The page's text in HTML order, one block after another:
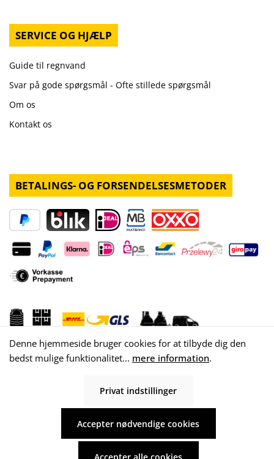
SERVICE OG HJÆLP
Guide til regnvand
Svar på gode spørgsmål - Ofte stillede spørgsmål
Om os
Kontakt os
BETALINGS- OG FORSENDELSESMETODER
Alle priser inkl. moms plusforsendelsesomkostninger
Denne hjemmeside bruger cookies for at tilbyde dig den
bedst mulige funktionalitet... mere information.
Privat indstillinger
Accepter nødvendige cookies
Accepter alle cookies